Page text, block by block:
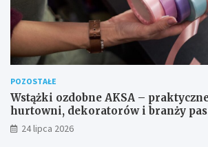
POZOSTAŁE
Wstążki ozdobne AKSA –
hurtowni, dekoratorów i branży
24 lipca 2026